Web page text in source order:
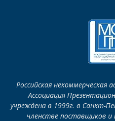
Российская некоммерческая
Ассоциация
учреждена в 1999г. в Санкт-
членстве поставщиков и